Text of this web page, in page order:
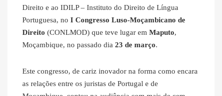
Direito e ao IDILP – Instituto do Direito de Língua
Portuguesa, no I Congresso Luso-Moçambicano de
Direito (CONLMOD) que teve lugar em Maputo,
Moçambique, no passado dia 23 de março.
Este congresso, de cariz inovador na forma como encara
as relações entre os juristas de Portugal e de